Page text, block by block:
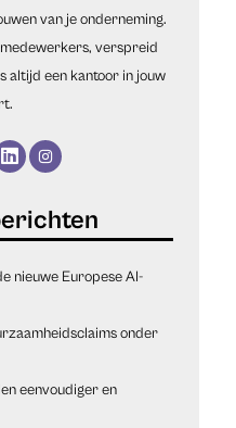
van je onderneming.
verspreid
altijd een kantoor in jouw
nieuwe Europese AI-
onder
eenvoudiger en